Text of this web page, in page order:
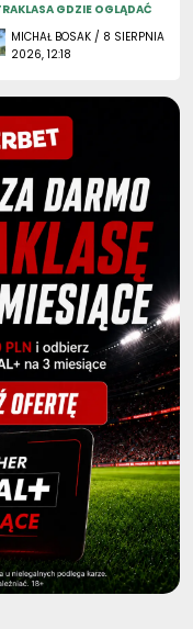
GDZIE OGLĄDAĆ
MICHAŁ BOSAK / 8 SIERPNIA
2026, 12:18